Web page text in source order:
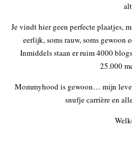
Je vindt hier geen perfecte plaatjes,
eerlijk, soms rauw, soms
Inmiddels staan er ruim 4000
25.000
Mommyhood is gewoon… mijn
snufje carrière en